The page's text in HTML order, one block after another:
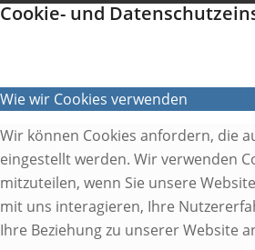
Cookie- und
Wie wir Cookies verwenden
Wir können Cookies anfordern, die
eingestellt werden. Wir verwenden
mitzuteilen, wenn Sie unsere
mit uns interagieren, Ihre
Ihre Beziehung zu unserer Website